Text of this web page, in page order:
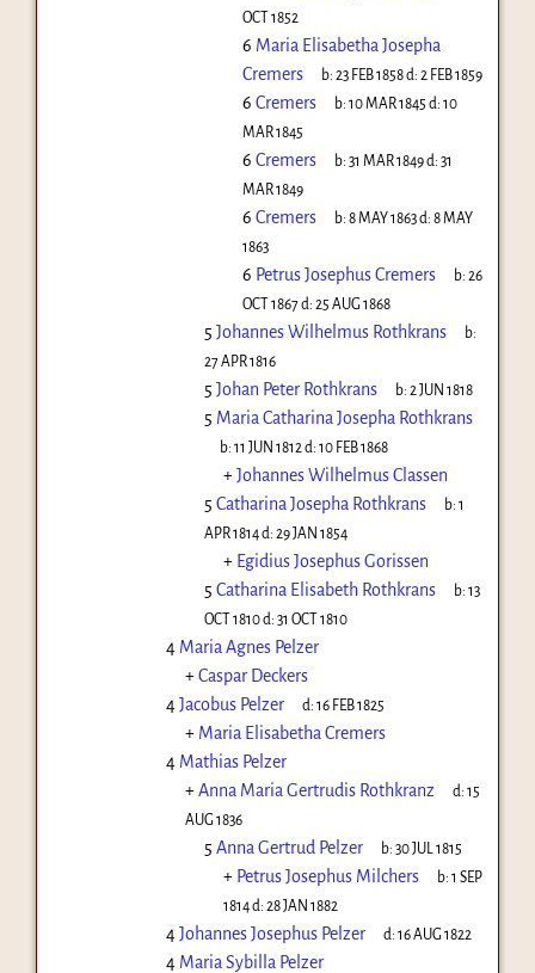
OCT 1852
6 Maria Elisabetha Josepha
Cremers
b:23 FEB 1858d:2 FEB 1859
6 Cremers b:10 MAR 1845 d:10
MAR 1845
6 Cremers b:31 MAR 1849d:31
MAR 1849
6 Cremers b:8 MAY 1863d:8 MAY
1863
6 Petrus Josephus Cremers b:26
OCT 1867d: 25 AUG 1868
5 Johannes Wilhelmus Rothkrans
b:
27 APR 1816
5 Johan Peter Rothkrans b:2 JUN 1818
5 Maria Catharina Josepha Rothkrans
b:11 JUN 1812 d:10 FEB 1868
+Johannes Wilhelmus Classen
5 Catharina Josepha Rothkrans b:1
APR 1814d: 29 JAN 1854
+ Egidius Josephus Gorissen
5 Catharina Elisabeth Rothkrans b:13
OCT 1810d: 31 OCT 1810
4 Maria Agnes Pelzer
+Caspar Deckers
4Jacobus Pelzer d:16 FEB 1825
+ Maria Elisabetha Cremers
4 Mathias Pelzer
+Anna Maria Gertrudis Rothkranz d:15
AUG 1836
5 Anna Gertrud Pelzer b:30 JUL 1815
+ Petrus Josephus Milchers b:1 SEP
1814d: 28 JAN 1882
4Johannes Josephus Pelzer d:16 AUG 1822
4 Maria Sybilla Pelzer